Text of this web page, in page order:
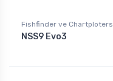
Fishfinder ve Chartploters
NSS9 Evo3